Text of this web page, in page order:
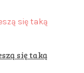
się taką